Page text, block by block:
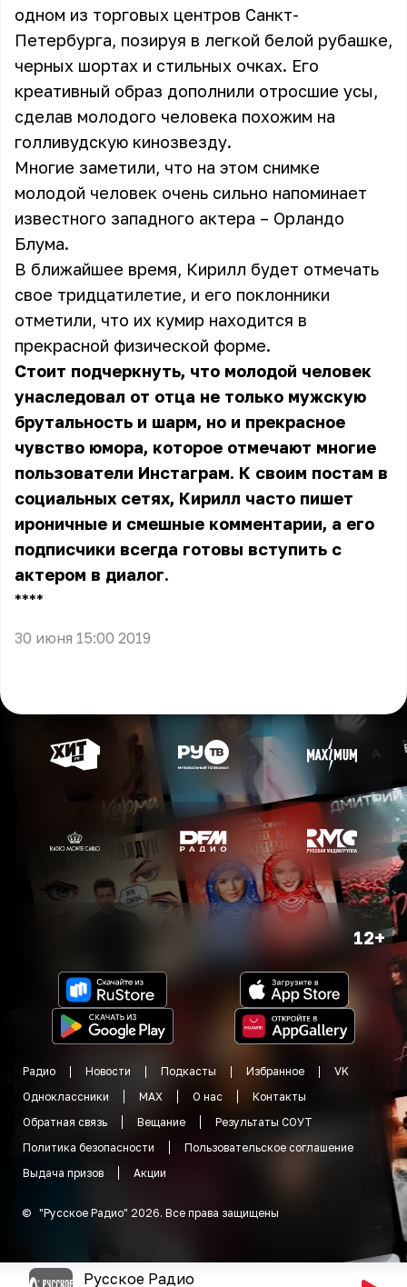
одном из торговых центров Санкт-
Петербурга, позируя в легкой белой рубашке,
черных шортах и стильных очках. Его
креативный образ дополнили отросшие усы,
сделав молодого человека похожим на
голливудскую кинозвезду.
Многие заметили, что на этом снимке
молодой человек очень сильно напоминает
известного западного актера – Орландо
Блума.
В ближайшее время, Кирилл будет отмечать
свое тридцатилетие, и его поклонники
отметили, что их кумир находится в
прекрасной физической форме.
Стоит подчеркнуть, что молодой человек
унаследовал от отца не только мужскую
брутальность и шарм, но и прекрасное
чувство юмора, которое отмечают многие
пользователи Инстаграм. К своим постам в
социальных сетях, Кирилл часто пишет
ироничные и смешные комментарии, а его
подписчики всегда готовы вступить с
актером в диалог.
** **
30 июня 15:00 2019
12+
Радио Новости Подкасты Избранное
VK
Одноклассники
MAX О нас
Контакты
Обратная связь
Вещание
Результаты СОУТ
Политика безопасности
Пользовательское соглашение
Выдача призов
Акции
© "Русское Радио" 2026. Все права защищены
Русское Радио